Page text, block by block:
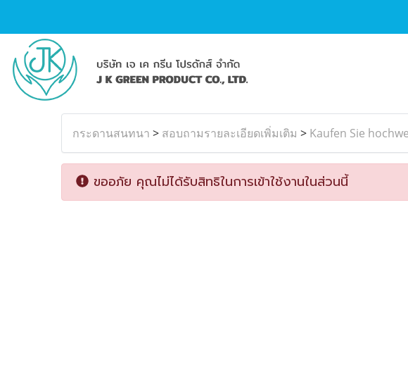
กระดานสนทนา > สอบถามรายละเอียดเพิ่มเติม > Kaufen Sie
ขออภัย คุณไม่ได้รับสิทธิในการเข้าใช้งานในส่วนนี้